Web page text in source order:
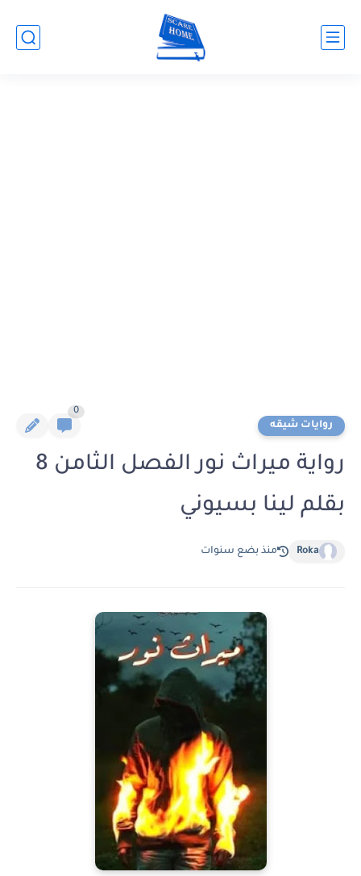
روايات شيقه
0
رواية ميراث نور الفصل الثامن 8
بقلم لينا بسيوني
Roka منذ بضع سنوات